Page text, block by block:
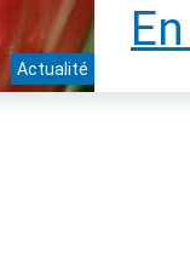
Actualité